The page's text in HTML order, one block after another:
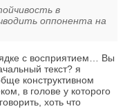
в
оппонента на
с восприятием… Вы
текст? я
конструктивном
в голове у которого
хоть что